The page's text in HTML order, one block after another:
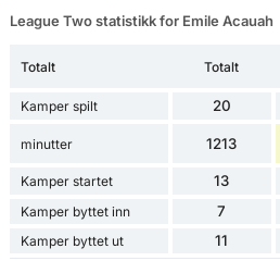
League Two statistikk for Emile Acauah
Totalt Totalt
Kamper spilt 20
minutter 1213
Kamper startet 13
Kamper byttet inn 7
Kamper byttet ut 11